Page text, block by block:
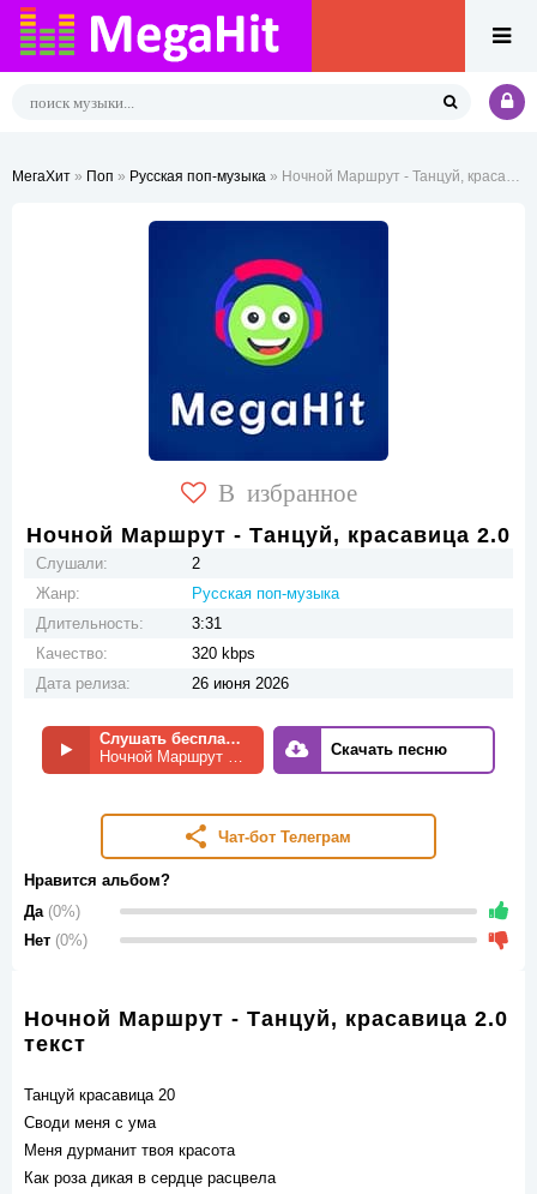
МегаХит » Поп » Русская поп-музыка » Ночной Маршрут - Танцуй, красавица 2.0
В избранное
Ночной Маршрут - Танцуй, красавица 2.0
Слушали:
2
Жанр:
Русская поп-музыка
Длительность:
3:31
Качество:
320 kbps
Дата релиза:
26 июня 2026
Слушать бесплатно
Ночной Маршрут - Танцуй, красавица 2.0
Скачать песню
Чат-бот Телеграм
Нравится альбом?
Да (0%)
Нет (0%)
Ночной Маршрут - Танцуй, красавица 2.0
текст
Танцуй красавица 20
Своди меня с ума
Меня дурманит твоя красота
Как роза дикая в сердце расцвела